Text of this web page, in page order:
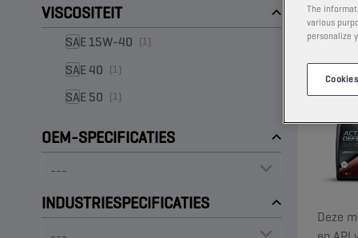
VISCOSITEIT
SAE 15W-40 (1)
SAE 40 (1)
SAE 50 (1)
OEM-SPECIFICATIES
INDUSTRIESPECIFICATIES
Deze
The
various
personalize